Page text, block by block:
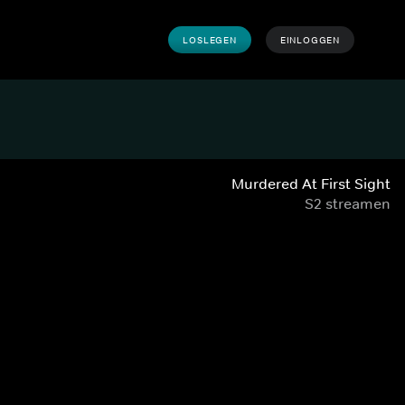
LOSLEGEN EINLOGGEN
Murdered At First Sight
S2 streamen